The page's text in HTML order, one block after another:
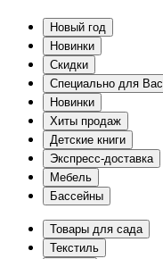
Новый год
Новинки
Скидки
Специально для Вас
Новинки
Хиты продаж
Детские книги
Экспресс-доставка
Мебель
Бассейны
Товары для сада
Текстиль